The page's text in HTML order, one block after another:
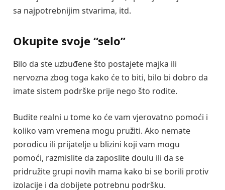
sa najpotrebnijim stvarima, itd.
Okupite svoje “selo”
Bilo da ste uzbuđene što postajete majka ili
nervozna zbog toga kako će to biti, bilo bi dobro da
imate sistem podrške prije nego što rodite.
Budite realni u tome ko će vam vjerovatno pomoći i
koliko vam vremena mogu pružiti. Ako nemate
porodicu ili prijatelje u blizini koji vam mogu
pomoći, razmislite da zaposlite doulu ili da se
pridružite grupi novih mama kako bi se borili protiv
izolacije i da dobijete potrebnu podršku.